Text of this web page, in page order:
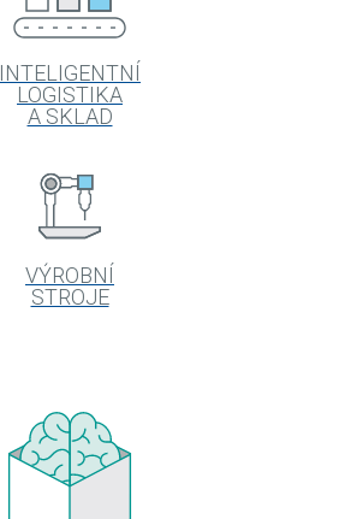
INTELIGENTNÍ
LOGISTIKA
A SKLAD
VÝROBNÍ
STROJE